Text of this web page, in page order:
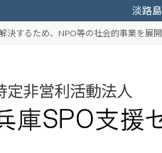
淡路
決するため、NPO等の社会的事業を展